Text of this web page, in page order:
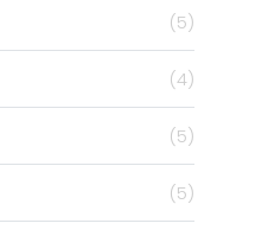
(5)
(4)
(5)
(5)